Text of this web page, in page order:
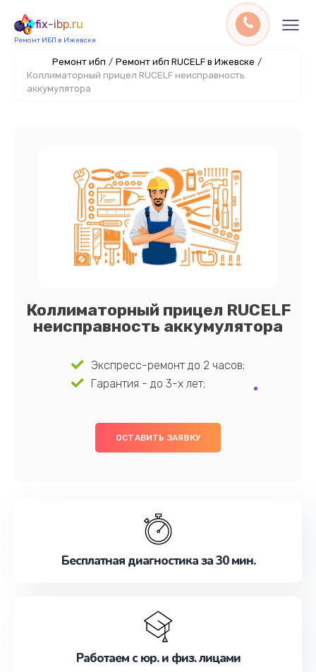
fix-ibp.ru
Ремонт ИБП в Ижевске
Ремонт ибп / Ремонт ибп RUCELF в Ижевске /
Коллиматорный прицел RUCELF неисправность
аккумулятора
Коллиматорный прицел RUCELF
неисправность аккумулятора
Экспресс-ремонт до 2 часов;
Гарантия - до 3-х лет;
ОСТАВИТЬ ЗАЯВКУ
Бесплатная диагностика за 30 мин.
Работаем с юр. и физ. лицами